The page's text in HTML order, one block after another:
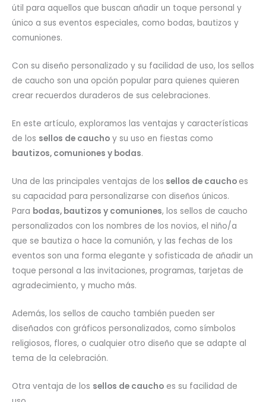
útil para aquellos que buscan añadir un toque personal y
único a sus eventos especiales, como bodas, bautizos y
comuniones.
Con su diseño personalizado y su facilidad de uso, los sellos
de caucho son una opción popular para quienes quieren
crear recuerdos duraderos de sus celebraciones.
En este artículo, exploramos las ventajas y características
de los sellos de caucho y su uso en fiestas como
bautizos, comuniones y bodas.
Una de las principales ventajas de los sellos de caucho es
su capacidad para personalizarse con diseños únicos.
Para bodas, bautizos y comuniones, los sellos de caucho
personalizados con los nombres de los novios, el niño/a
que se bautiza o hace la comunión, y las fechas de los
eventos son una forma elegante y sofisticada de añadir un
toque personal a las invitaciones, programas, tarjetas de
agradecimiento, y mucho más.
Además, los sellos de caucho también pueden ser
diseñados con gráficos personalizados, como símbolos
religiosos, flores, o cualquier otro diseño que se adapte al
tema de la celebración.
Otra ventaja de los sellos de caucho es su facilidad de